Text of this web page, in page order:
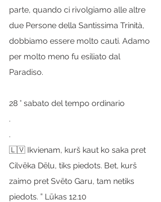
parte, quando ci rivolgiamo alle altre
due Persone della Santissima Trinità,
dobbiamo essere molto cauti. Adamo
per molto meno fu esiliato dal
Paradiso.
28 ° sabato del tempo ordinario
.
.
🇱🇻 Ikvienam, kurš kaut ko saka pret
Cilvēka Dēlu, tiks piedots. Bet, kurš
zaimo pret Svēto Garu, tam netiks
piedots. ” Lūkas 12.10